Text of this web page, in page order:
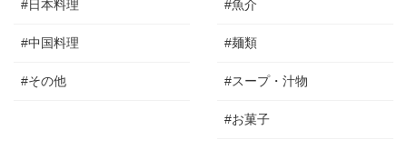
#日本料理
#中国料理
#その他
#魚介
#麺類
#スープ・汁物
#お菓子